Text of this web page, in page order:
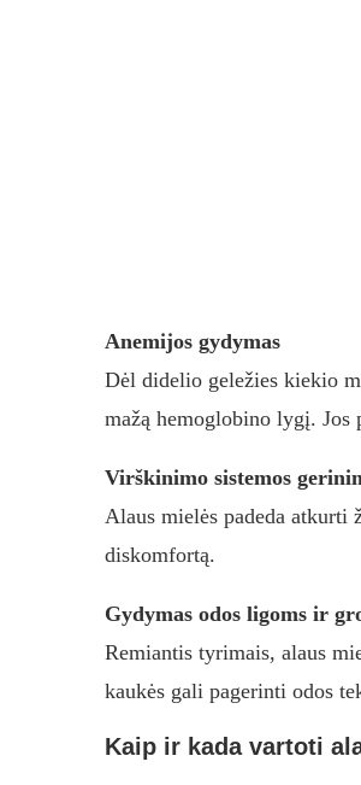
Anemijos gydymas
Dėl didelio geležies kiekio
mažą hemoglobino lygį. Jos
Virškinimo sistemos
Alaus mielės padeda
diskomfortą.
Gydymas odos ligoms ir
Remiantis tyrimais, alaus
kaukės gali pagerinti odos
Kaip ir kada vartoti